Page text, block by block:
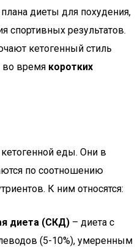
диеты для похудения,
спортивных результатов.
кетогенный стиль
во время коротких
еды. Они в
по соотношению
К ним относятся:
диета (СКД) – диета с
(5-10%), умеренным